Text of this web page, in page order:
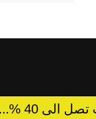
اخطاء ..اتصل بالمبيعات